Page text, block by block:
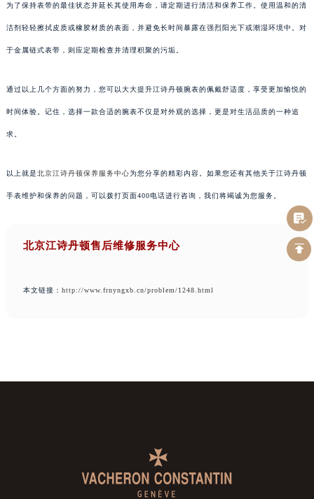
为了保持表带的最佳状态并延长其使用寿命，请定期进行清洁和保养工作。使用温和的清
洁剂轻轻擦拭皮质或橡胶材质的表面，并避免长时间暴露在强烈阳光下或潮湿环境中。对
于金属链式表带，则应定期检查并清理积聚的污垢。
通过以上几个方面的努力，您可以大大提升江诗丹顿腕表的佩戴舒适度，享受更加愉悦的
时间体验。记住，选择一款合适的腕表不仅是对外观的选择，更是对生活品质的一种追
求。
以上就是北京江诗丹顿保养服务中心为您分享的精彩内容。如果您还有其他关于江诗丹顿
手表维护和保养的问题，可以拨打页面400电话进行咨询，我们将竭诚为您服务。
北京江诗丹顿售后维修服务中心
本文链接： http://www.frnyngxb.cn/problem/1248.html